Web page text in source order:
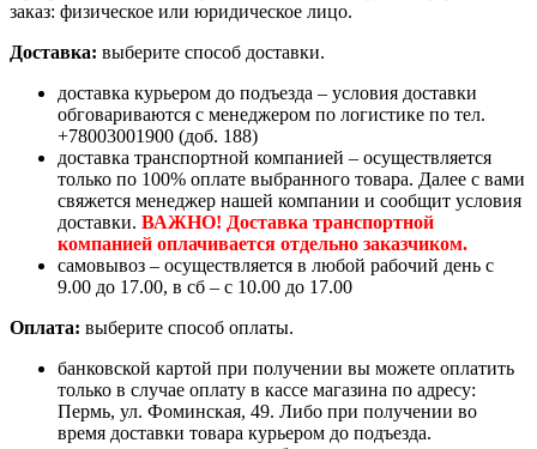
заказ: физическое или юридическое лицо.
Доставка: выберите способ доставки.
доставка курьером до подъезда – условия доставки
обговариваются с менеджером по логистике по тел.
+78003001900 (доб. 188)
доставка транспортной компанией – осуществляется
только по 100% оплате выбранного товара. Далее с вами
свяжется менеджер нашей компании и сообщит условия
доставки. ВАЖНО! Доставка транспортной
компанией оплачивается отдельно заказчиком.
самовывоз – осуществляется в любой рабочий день с
9.00 до 17.00, в сб – с 10.00 до 17.00
Оплата: выберите способ оплаты.
банковской картой при получении вы можете оплатить
только в случае оплату в кассе магазина по адресу:
Пермь, ул. Фоминская, 49. Либо при получении во
время доставки товара курьером до подъезда.